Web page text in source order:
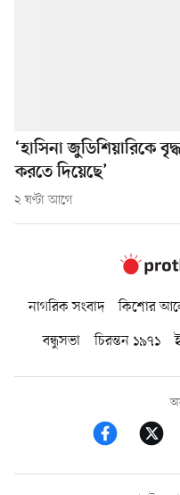
‘হাসিনা জুডিশিয়ারিকে
করতে দিয়েছে’
২ ঘণ্টা আগে
নাগরিক সংবাদ কিশোর
বন্ধুসভা
চিরন্তন ১৯৭১